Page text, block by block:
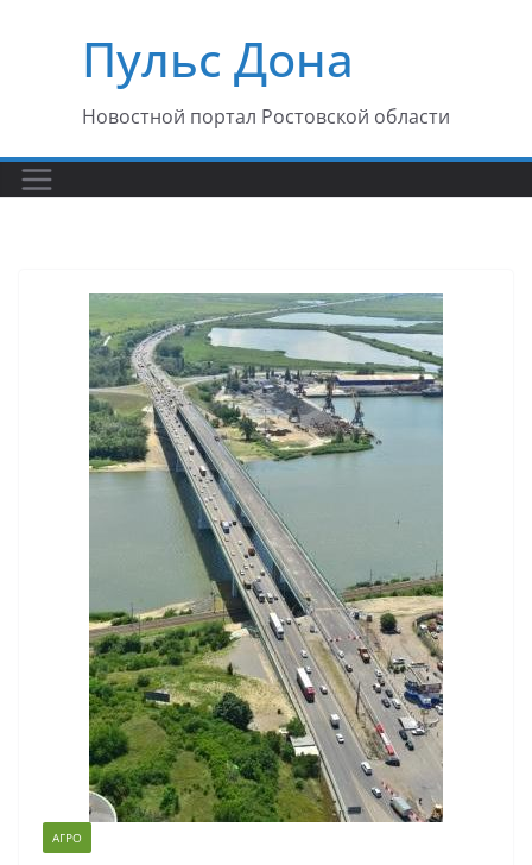
содержимомуПульс Дона
Новостной портал Ростовской области
АГРО